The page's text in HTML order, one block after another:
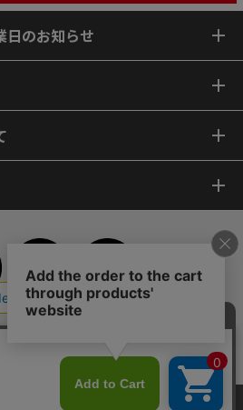
を使用しています。Cookieの使用に同意いた
日のお知らせ
客様へ
お問い合わせ
ピンポイントサーチ
WEBカタログ 英語版TOP